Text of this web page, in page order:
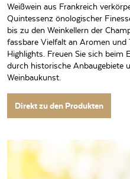
Weißwein aus Frankreich
Quintessenz önologischer
bis zu den Weinkellern der
fassbare Vielfalt an Aromen und
Highlights. Freuen Sie sich beim
durch historische Anbaugebiete
Weinbaukunst.
Direkt zu den Produkten